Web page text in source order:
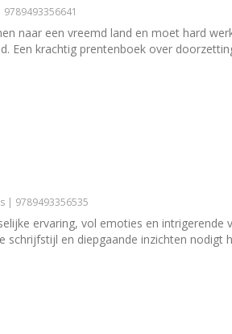
naar een vreemd land en moet hard
Een krachtig prentenboek over
| 9789493356535
ervaring, vol emoties en
schrijfstijl en diepgaande inzichten